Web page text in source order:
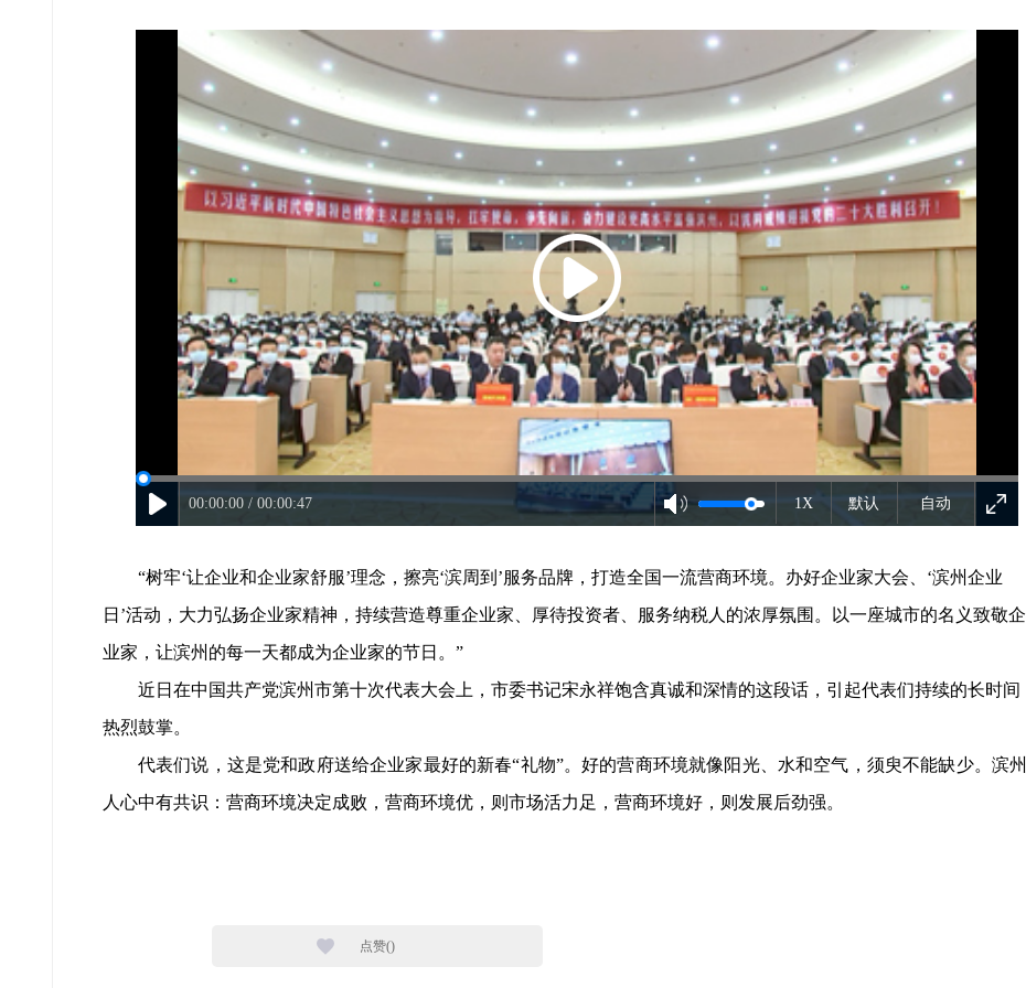
自动
1X 默认
00:00:00 / 00:00:47
“树牢‘让企业和企业家舒服’理念，擦亮‘滨周到’服务品牌，打造全国一流营商环境。办好企业家大会、‘滨州企业
日’活动，大力弘扬企业家精神，持续营造尊重企业家、厚待投资者、服务纳税人的浓厚氛围。以一座城市的名义致敬企
业家，让滨州的每一天都成为企业家的节日。”
近日在中国共产党滨州市第十次代表大会上，市委书记宋永祥饱含真诚和深情的这段话，引起代表们持续的长时间
热烈鼓掌。
代表们说，这是党和政府送给企业家最好的新春“礼物”。好的营商环境就像阳光、水和空气，须臾不能缺少。滨州
人心中有共识：营商环境决定成败，营商环境优，则市场活力足，营商环境好，则发展后劲强。
点赞()